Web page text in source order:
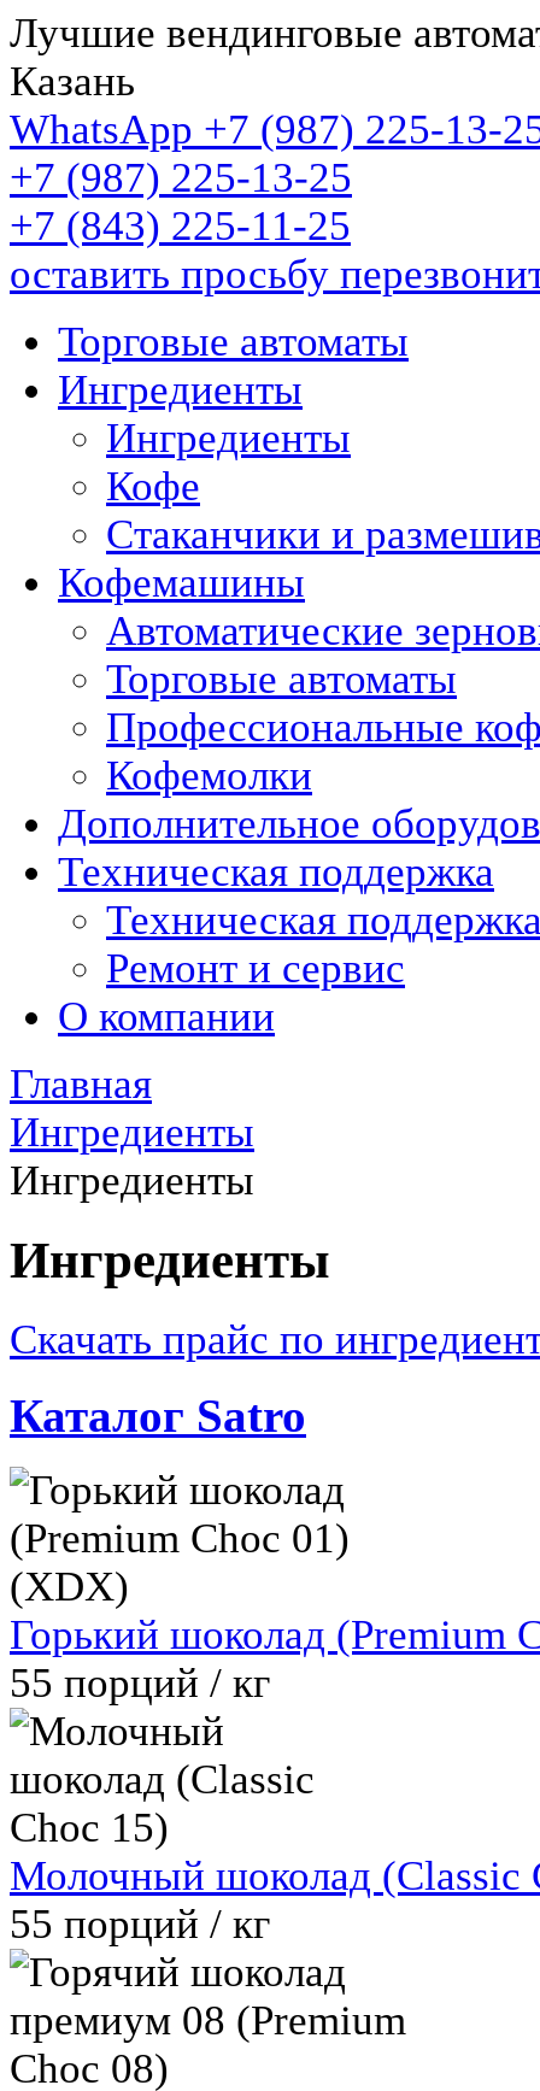
Лучшие вендинговые
Казань
WhatsApp +7 (987) 225-13-
+7 (987) 225-13-25
+7 (843) 225-11-25
оставить просьбу
Торговые автоматы
Ингредиенты
Ингредиенты
Кофе
Стаканчики и
Кофемашины
Автоматические
Торговые автоматы
Профессиональные
Кофемолки
Дополнительное
Техническая поддержка
Техническая
Ремонт и сервис
О компании
Главная
Ингредиенты
Ингредиенты
Ингредиенты
Скачать прайс по
Каталог Satro
Горький шоколад (Premium
55 порций / кг
Молочный шоколад (Classic
55 порций / кг